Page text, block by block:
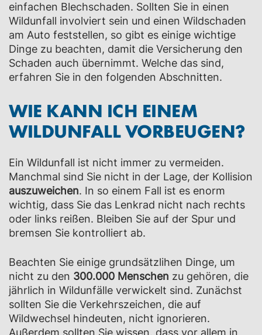
einfachen Blechschaden. Sollten Sie in einen
Wildunfall involviert sein und einen Wildschaden
am Auto feststellen, so gibt es einige wichtige
Dinge zu beachten, damit die Versicherung den
Schaden auch übernimmt. Welche das sind,
erfahren Sie in den folgenden Abschnitten.
WIE KANN ICH EINEM
WILDUNFALL VORBEUGEN?
Ein Wildunfall ist nicht immer zu vermeiden.
Manchmal sind Sie nicht in der Lage, der Kollision
auszuweichen. In so einem Fall ist es enorm
wichtig, dass Sie das Lenkrad nicht nach rechts
oder links reißen. Bleiben Sie auf der Spur und
bremsen Sie kontrolliert ab.
Beachten Sie einige grundsätzlihen Dinge, um
nicht zu den 300.000 Menschen zu gehören, die
jährlich in Wildunfälle verwickelt sind. Zunächst
sollten Sie die Verkehrszeichen, die auf
Wildwechsel hindeuten, nicht ignorieren.
Außerdem sollten Sie wissen, dass vor allem in